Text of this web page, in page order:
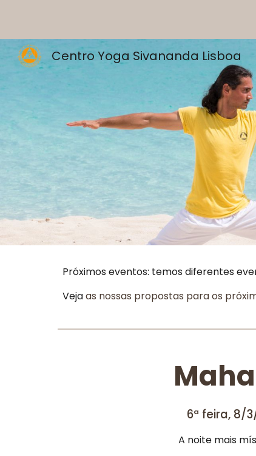
Centro Yoga Sivananda Lisboa
Próximos eventos: temos diferentes
Vejaas nossas propostas para os
6ª feira, 8/
A noite mais